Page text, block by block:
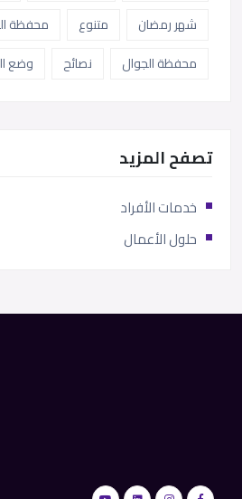
شهر رمضان
متنوع
محفظة
محفظة الجوال
نصائح وضع
تصفح المزيد
خدمات الأفراد
حلول الأعمال